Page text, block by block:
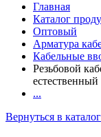
Главная
Каталог
Оптовый
Арматура
Кабельные
Резьбовой
...
Вернуться в каталог